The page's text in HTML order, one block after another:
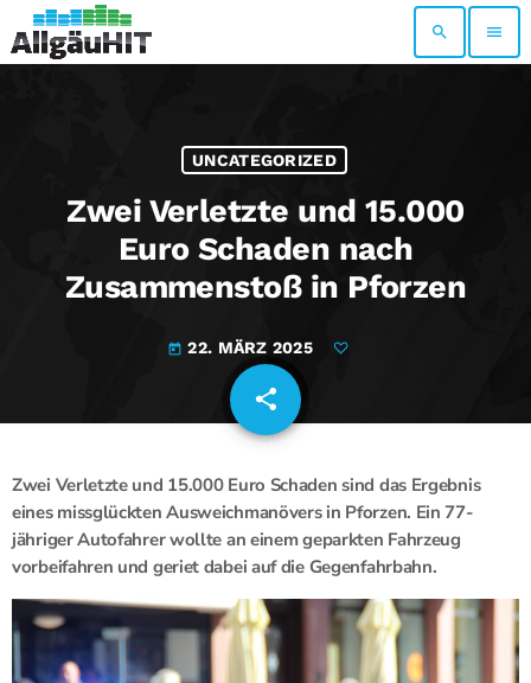
search menu
UNCATEGORIZED
Zwei Verletzte und 15.000
Euro Schaden nach
Zusammenstoß in Pforzen
today 22. MÄRZ 2025
share
email
Zwei Verletzte und 15.000 Euro Schaden sind das Ergebnis
eines missglückten Ausweichmanövers in Pforzen. Ein 77-
jähriger Autofahrer wollte an einem geparkten Fahrzeug
vorbeifahren und geriet dabei auf die Gegenfahrbahn.